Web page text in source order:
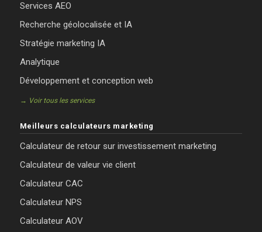
Services AEO
Recherche géolocalisée et IA
Stratégie marketing IA
Analytique
Développement et conception web
→ Voir tous les services
Meilleurs calculateurs marketing
Calculateur de retour sur investissement marketing
Calculateur de valeur vie client
Calculateur CAC
Calculateur NPS
Calculateur AOV